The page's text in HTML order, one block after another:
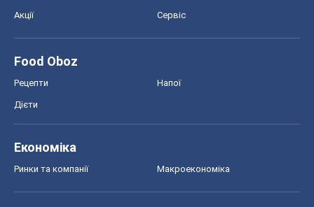
Акції Сервіс
Food Oboz
Рецепти Напої
Дієти
Економіка
Ринки та компанії Макроекономіка